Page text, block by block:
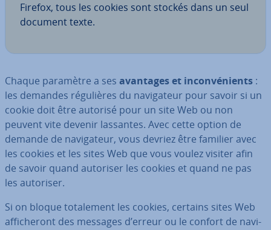
Firefox, tous les cookies sont stockés dans un seul
document texte.
Chaque paramètre a ses avantages et in­con­vé­nients :
les demandes ré­gu­lières du na­vi­ga­teur pour savoir si un
cookie doit être autorisé pour un site Web ou non
peuvent vite devenir lassantes. Avec cette option de
demande de na­vi­ga­teur, vous devriez être familier avec
les cookies et les sites Web que vous voulez visiter afin
de savoir quand autoriser les cookies et quand ne pas
les autoriser.
Si on bloque to­ta­le­ment les cookies, certains sites Web
af­fi­che­ront des messages d’erreur ou le confort de na­vi­